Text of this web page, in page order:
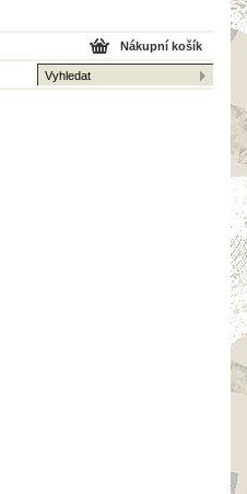
Nákupní košík